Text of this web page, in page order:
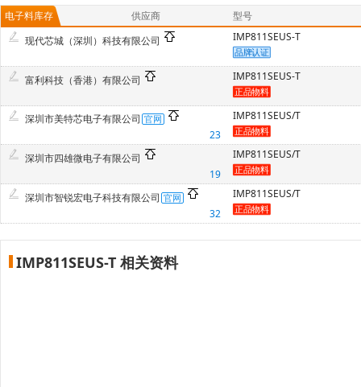
电子料库存 供应商
型号
现代芯城（深圳）科技有限公司
IMP811SEUS-T
富利科技（香港）有限公司 IMP811SEUS-T
深圳市美特芯电子有限公司
23
IMP811SEUS/T
深圳市四雄微电子有限公司
19
IMP811SEUS/T
深圳市智锐宏电子科技有限公司
32
IMP811SEUS/T
IMP811SEUS-T 相关资料